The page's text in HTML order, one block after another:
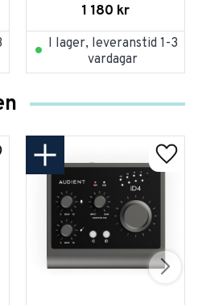
1 180 kr
I lager, leveranstid 1-3
vardagar